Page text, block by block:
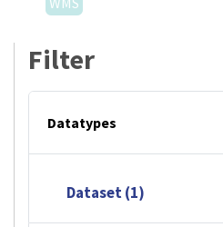
Filter
Dataset (1)